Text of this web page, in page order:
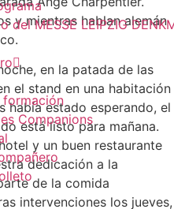
del MESSE LEIPZIG
formación
Companions
y mientras hablan alemán
en la patada de las
el stand en una habitación
había estado esperando, el
está listo para mañana.
y un buen restaurante
dedicación a la
de la comida
intervenciones los jueves,